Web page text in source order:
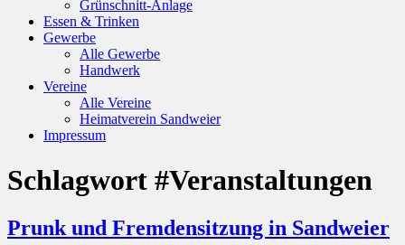
Grünschnitt-Anlage
Essen & Trinken
Gewerbe
Alle Gewerbe
Handwerk
Vereine
Alle Vereine
Heimatverein Sandweier
Impressum
Schlagwort #Veranstaltungen
Prunk und Fremdensitzung in Sandweier